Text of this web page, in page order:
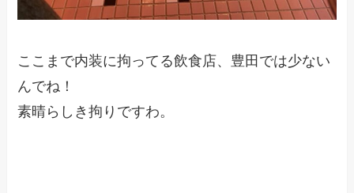
ここまで内装に拘ってる飲食店、豊田では少ない
んでね！
素晴らしき拘りですわ。